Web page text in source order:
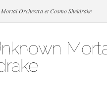
Orchestra et Cosmo Sheldrake